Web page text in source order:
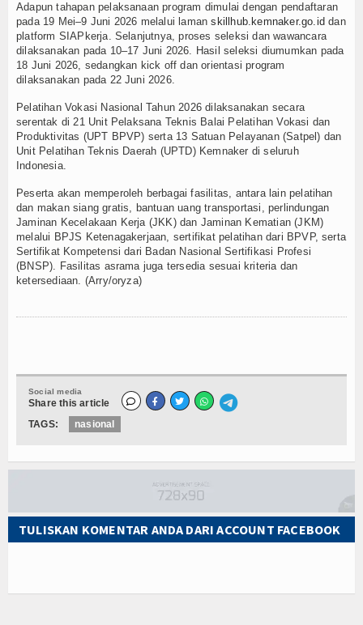
Adapun tahapan pelaksanaan program dimulai dengan pendaftaran
pada 19 Mei–9 Juni 2026 melalui lamanskillhub.kemnaker.go.id dan
platform SIAPkerja. Selanjutnya, proses seleksi dan wawancara
dilaksanakan pada 10–17 Juni 2026. Hasil seleksi diumumkan pada
18 Juni 2026, sedangkan kick off dan orientasi program
dilaksanakan pada 22 Juni 2026.
Pelatihan Vokasi Nasional Tahun 2026 dilaksanakan secara
serentak di 21 Unit Pelaksana Teknis Balai Pelatihan Vokasi dan
Produktivitas (UPT BPVP) serta 13 Satuan Pelayanan (Satpel) dan
Unit Pelatihan Teknis Daerah (UPTD) Kemnaker di seluruh
Indonesia.
Peserta akan memperoleh berbagai fasilitas, antara lain pelatihan
dan makan siang gratis, bantuan uang transportasi, perlindungan
Jaminan Kecelakaan Kerja (JKK) dan Jaminan Kematian (JKM)
melalui BPJS Ketenagakerjaan, sertifikat pelatihan dari BPVP, serta
Sertifikat Kompetensi dari Badan Nasional Sertifikasi Profesi
(BNSP). Fasilitas asrama juga tersedia sesuai kriteria dan
ketersediaan. (Arry/oryza)
Social media
Share this article
TAGS:
nasional
TULISKAN KOMENTAR ANDA DARI ACCOUNT FACEBOOK